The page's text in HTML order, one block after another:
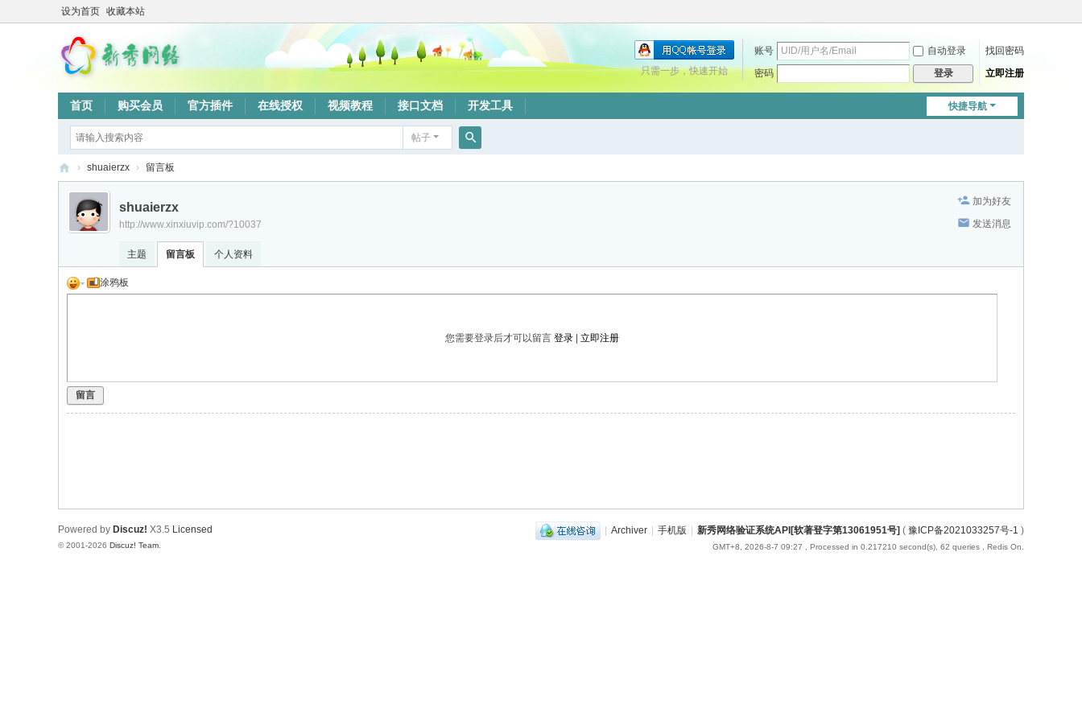
设为首页 收藏本站
账号 自动登录
找回密码
密码
登录 立即注册
只需一步，快速开始
快捷导航
首页 购买会员 官方插件 在线授权 视频教程 接口文档 开发工具
帖子
索
新
网
验
› shuaierzx › 留言板
加为好友
发送消息
shuaierzx
http://www.xinxiuvip.com/?10037
主题 留言板 个人资料
涂鸦板
您需要登录后才可以留言登录 |立即注册
留言
| Archiver | 手机版 | 新秀网络验证系统API[软著登字第13061951号] ( 豫ICP备2021033257号-1 )
GMT+8, 2026-8-7 09:27 , Processed in 0.217210 second(s), 62 queries , Redis On.
Powered by Discuz! X3.5 Licensed
© 2001-2026 Discuz! Team